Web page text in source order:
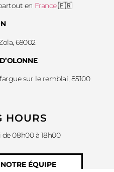
en France🇫🇷
69002
sur le remblai, 85100
HOURS
08h00 à 18h00
ÉQUIPE